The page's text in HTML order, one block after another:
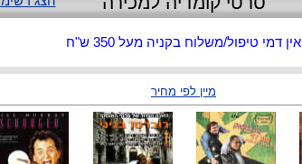
אין דמי טיפול/משלוח בקניה מעל 350 ש"ח
מיין לפי מחיר